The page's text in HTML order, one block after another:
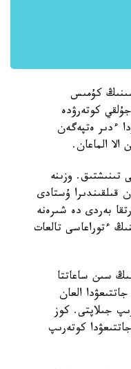
كۇمىس
كوتەرۋدە
ءدىر ەتپەگەن
الماعان.
وزىنە
قىلقىندىرا ۇستادى
بەردى دە شىرەنە
ءتوراعاسى تالعات
سىن ساعاتتا
العان
جىلاپتى. كوز
كوتەرىپ